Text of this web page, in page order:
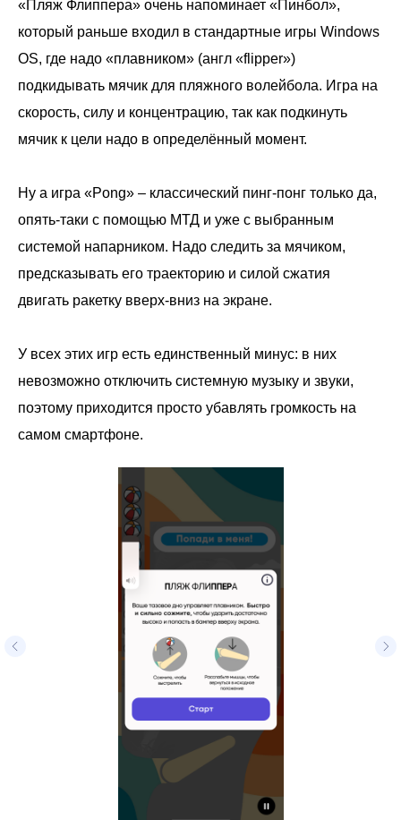
«Пляж Флиппера» очень напоминает «Пинбол»,
который раньше входил в стандартные игры Windows
OS, где надо «плавником» (англ «flipper»)
подкидывать мячик для пляжного волейбола. Игра на
скорость, силу и концентрацию, так как подкинуть
мячик к цели надо в определённый момент.
Ну а игра «Pong» – классический пинг-понг только да,
опять-таки с помощью МТД и уже с выбранным
системой напарником. Надо следить за мячиком,
предсказывать его траекторию и силой сжатия
двигать ракетку вверх-вниз на экране.
У всех этих игр есть единственный минус: в них
невозможно отключить системную музыку и звуки,
поэтому приходится просто убавлять громкость на
самом смартфоне.